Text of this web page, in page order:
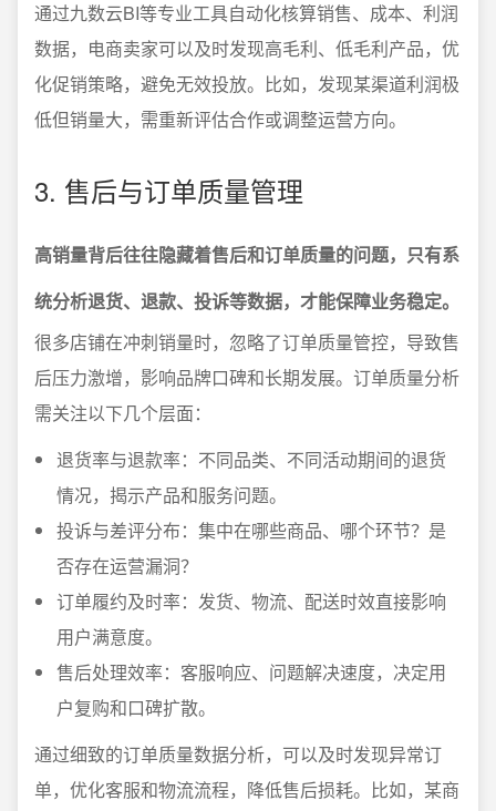
通过九数云BI等专业工具自动化核算销售、成本、利润
数据，电商卖家可以及时发现高毛利、低毛利产品，优
化促销策略，避免无效投放。比如，发现某渠道利润极
低但销量大，需重新评估合作或调整运营方向。
3. 售后与订单质量管理
高销量背后往往隐藏着售后和订单质量的问题，只有系
统分析退货、退款、投诉等数据，才能保障业务稳定。
很多店铺在冲刺销量时，忽略了订单质量管控，导致售
后压力激增，影响品牌口碑和长期发展。订单质量分析
需关注以下几个层面：
退货率与退款率：不同品类、不同活动期间的退货
情况，揭示产品和服务问题。
投诉与差评分布：集中在哪些商品、哪个环节？是
否存在运营漏洞？
订单履约及时率：发货、物流、配送时效直接影响
用户满意度。
售后处理效率：客服响应、问题解决速度，决定用
户复购和口碑扩散。
通过细致的订单质量数据分析，可以及时发现异常订
单，优化客服和物流流程，降低售后损耗。比如，某商